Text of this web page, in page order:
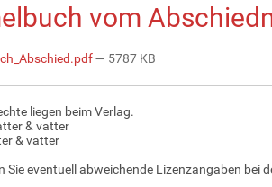
vom
— 5787 KB
liegen beim Verlag.
& vatter
& vatter
Sie eventuell abweichende Lizenzangaben bei